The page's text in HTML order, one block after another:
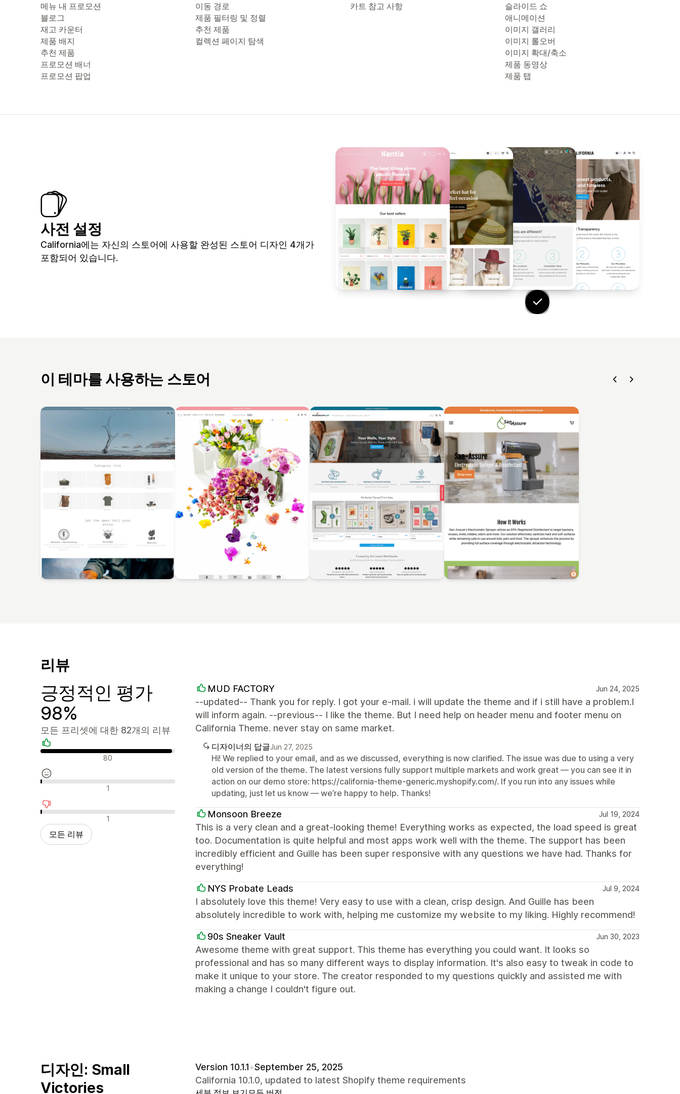
메뉴 내 프로모션
블로그
재고 카운터
제품 배지
추천 제품
프로모션 배너
프로모션 팝업
이동 경로
제품 필터링 및 정렬
추천 제품
컬렉션 페이지 탐색
카트 참고 사항
슬라이드 쇼
애니메이션
이미지 갤러리
이미지 롤오버
이미지 확대/축소
제품 동영상
제품 탭
사전 설정
California에는 자신의 스토어에 사용할 완성된 스토어 디자인 4개가
포함되어 있습니다.
이 테마를 사용하는 스토어
리뷰
긍정적인 평가
98%
모든 프리셋에 대한 82개의 리뷰
긍정적인 리뷰 80
중립적인 리뷰 1
부정적인 리뷰 1
모든 리뷰
MUD FACTORY Jun 24, 2025
--updated-- Thank you for reply. I got your e-mail. i will update the theme and if i still have a problem.I
will inform again. --previous-- I like the theme. But I need help on header menu and footer menu on
California Theme. never stay on same market.
디자이너의 답글Jun 27, 2025
Hi! We replied to your email, and as we discussed, everything is now clarified. The issue was due to using a very
old version of the theme. The latest versions fully support multiple markets and work great — you can see it in
action on our demo store: https://california-theme-generic.myshopify.com/. If you run into any issues while
updating, just let us know — we’re happy to help. Thanks!
Monsoon Breeze Jul 19, 2024
This is a very clean and a great-looking theme! Everything works as expected, the load speed is great
too. Documentation is quite helpful and most apps work well with the theme. The support has been
incredibly efficient and Guille has been super responsive with any questions we have had. Thanks for
everything!
NYS Probate Leads Jul 9, 2024
I absolutely love this theme! Very easy to use with a clean, crisp design. And Guille has been
absolutely incredible to work with, helping me customize my website to my liking. Highly recommend!
90s Sneaker Vault Jun 30, 2023
Awesome theme with great support. This theme has everything you could want. It looks so
professional and has so many different ways to display information. It's also easy to tweak in code to
make it unique to your store. The creator responded to my questions quickly and assisted me with
making a change I couldn't figure out.
디자인: Small
Victories
Version 10.1.1•September 25, 2025
California 10.1.0, updated to latest Shopify theme requirements